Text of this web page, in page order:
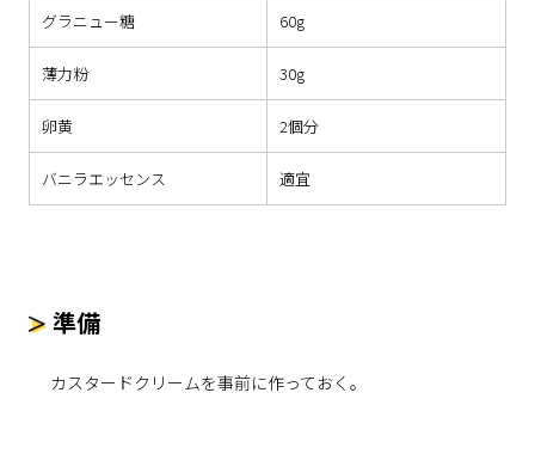
グラニュー糖 60g
薄力粉 30g
卵黄 2個分
バニラエッセンス 適宜
準備
カスタードクリームを事前に作っておく。